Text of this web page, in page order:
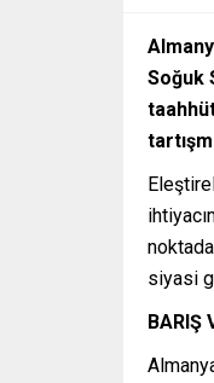
Soğuk
siyasi
BARIŞ